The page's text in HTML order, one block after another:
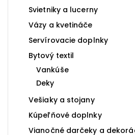
Svietniky a lucerny
Vázy a kvetináče
Servírovacie doplnky
Bytový textil
Vankúše
Deky
Vešiaky a stojany
Kúpeľňové doplnky
Vianočné darčeky a